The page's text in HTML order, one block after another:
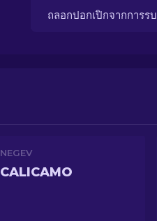
ถลอกปอกเปิกจากการรบ
NEGEV
CALICAMO